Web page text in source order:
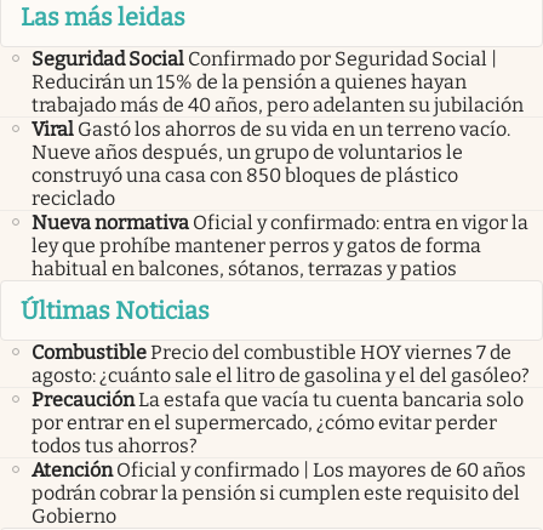
Las más leidas
Seguridad Social Confirmado por Seguridad Social |
Reducirán un 15% de la pensión a quienes hayan
trabajado más de 40 años, pero adelanten su jubilación
Viral Gastó los ahorros de su vida en un terreno vacío.
Nueve años después, un grupo de voluntarios le
construyó una casa con 850 bloques de plástico
reciclado
Nueva normativa Oficial y confirmado: entra en vigor la
ley que prohíbe mantener perros y gatos de forma
habitual en balcones, sótanos, terrazas y patios
Últimas Noticias
CombustiblePrecio del combustible HOY viernes 7 de
agosto: ¿cuánto sale el litro de gasolina y el del gasóleo?
PrecauciónLa estafa que vacía tu cuenta bancaria solo
por entrar en el supermercado, ¿cómo evitar perder
todos tus ahorros?
Atención Oficial y confirmado | Los mayores de 60 años
podrán cobrar la pensión si cumplen este requisito del
Gobierno